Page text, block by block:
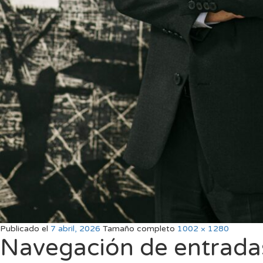
Publicado el 7 abril, 2026 Tamaño completo 1002 × 1280
Navegación de